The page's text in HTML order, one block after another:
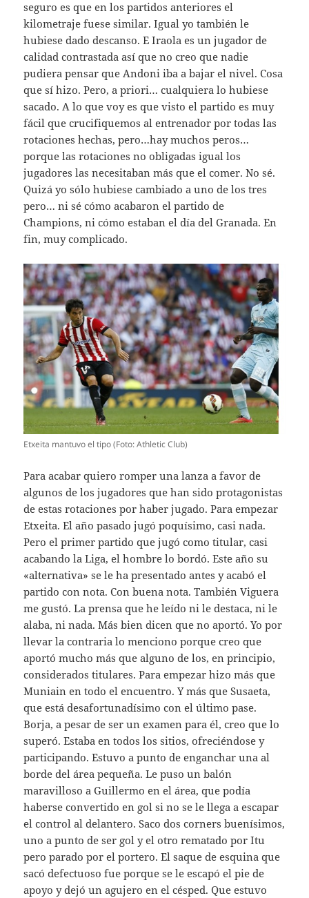
seguro es que en los partidos anteriores el
kilometraje fuese similar. Igual yo también le
hubiese dado descanso. E Iraola es un jugador de
calidad contrastada así que no creo que nadie
pudiera pensar que Andoni iba a bajar el nivel. Cosa
que sí hizo. Pero, a priori… cualquiera lo hubiese
sacado. A lo que voy es que visto el partido es muy
fácil que crucifiquemos al entrenador por todas las
rotaciones hechas, pero…hay muchos peros…
porque las rotaciones no obligadas igual los
jugadores las necesitaban más que el comer. No sé.
Quizá yo sólo hubiese cambiado a uno de los tres
pero… ni sé cómo acabaron el partido de
Champions, ni cómo estaban el día del Granada. En
fin, muy complicado.
Etxeita mantuvo el tipo (Foto: Athletic Club)
Para acabar quiero romper una lanza a favor de
algunos de los jugadores que han sido protagonistas
de estas rotaciones por haber jugado. Para empezar
Etxeita. El año pasado jugó poquísimo, casi nada.
Pero el primer partido que jugó como titular, casi
acabando la Liga, el hombre lo bordó. Este año su
«alternativa» se le ha presentado antes y acabó el
partido con nota. Con buena nota. También Viguera
me gustó. La prensa que he leído ni le destaca, ni le
alaba, ni nada. Más bien dicen que no aportó. Yo por
llevar la contraria lo menciono porque creo que
aportó mucho más que alguno de los, en principio,
considerados titulares. Para empezar hizo más que
Muniain en todo el encuentro. Y más que Susaeta,
que está desafortunadísimo con el último pase.
Borja, a pesar de ser un examen para él, creo que lo
superó. Estaba en todos los sitios, ofreciéndose y
participando. Estuvo a punto de enganchar una al
borde del área pequeña. Le puso un balón
maravilloso a Guillermo en el área, que podía
haberse convertido en gol si no se le llega a escapar
el control al delantero. Saco dos corners buenísimos,
uno a punto de ser gol y el otro rematado por Itu
pero parado por el portero. El saque de esquina que
sacó defectuoso fue porque se le escapó el pie de
apoyo y dejó un agujero en el césped. Que estuvo